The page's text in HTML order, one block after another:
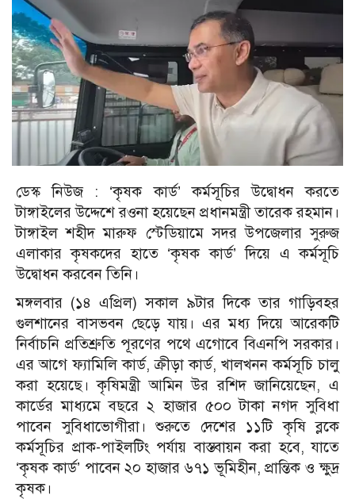
ডেস্ক নিউজ : ‘কৃষক কার্ড’ কর্মসূচির উদ্বোধন করতে
টাঙ্গাইলের উদ্দেশে রওনা হয়েছেন প্রধানমন্ত্রী তারেক রহমান।
টাঙ্গাইল শহীদ মারুফ স্টেডিয়ামে সদর উপজেলার সুরুজ
এলাকার কৃষকদের হাতে ‘কৃষক কার্ড’ দিয়ে এ কর্মসূচি
উদ্বোধন করবেন তিনি।
মঙ্গলবার (১৪ এপ্রিল) সকাল ৯টার দিকে তার গাড়িবহর
গুলশানের বাসভবন ছেড়ে যায়। এর মধ্য দিয়ে আরেকটি
নির্বাচনি প্রতিশ্রুতি পূরণের পথে এগোবে বিএনপি সরকার।
এর আগে ফ্যামিলি কার্ড, ক্রীড়া কার্ড, খালখনন কর্মসূচি চালু
করা হয়েছে।কৃষিমন্ত্রী আমিন উর রশিদ জানিয়েছেন, এ
কার্ডের মাধ্যমে বছরে ২ হাজার ৫০০ টাকা নগদ সুবিধা
পাবেন সুবিধাভোগীরা। শুরুতে দেশের ১১টি কৃষি ব্লকে
কর্মসূচির প্রাক-পাইলটিং পর্যায় বাস্তবায়ন করা হবে, যাতে
‘কৃষক কার্ড’ পাবেন ২০ হাজার ৬৭১ ভূমিহীন, প্রান্তিক ও ক্ষুদ্র
কৃষক।